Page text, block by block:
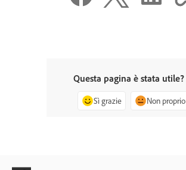
Questa pagina è stata utile?
Sì grazie Non proprio